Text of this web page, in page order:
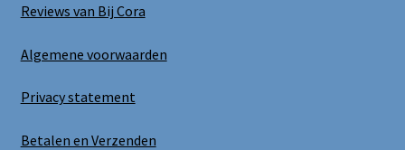
Reviews van Bij Cora
Algemene voorwaarden
Privacy statement
Betalen en Verzenden